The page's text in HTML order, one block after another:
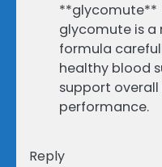
**glycomute**
glycomute is
formula
healthy blood
support
performance.
Reply